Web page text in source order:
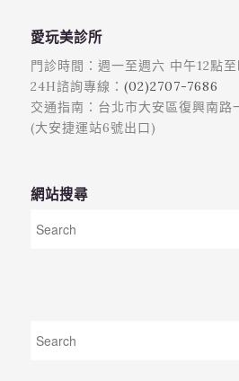
愛玩美診所
門診時間：週一至週六 中午12點
24H諮詢專線： (02)2707-7686
交通指南：台北市大安區復興南路
(大安捷運站6號出口)
網站搜尋